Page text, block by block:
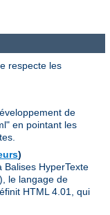
respecte les
de
en pointant les
)
HyperTexte
le langage de
HTML 4.01, qui